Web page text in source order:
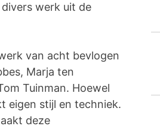
werk uit de
van acht bevlogen
Marja ten
Tuinman. Hoewel
eigen stijl en techniek.
deze